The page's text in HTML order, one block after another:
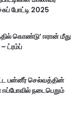
போட்டி 2025
கொண்டு’ ஈரான் மீது
ட்ரம்ப்
பன்னீர் செல்வத்தின்
நடைபெறும்